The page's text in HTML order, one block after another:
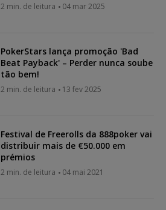
2 min. de leitura 04 mar 2025
PokerStars lança promoção 'Bad
Beat Payback' – Perder nunca soube
tão bem!
2 min. de leitura 13 fev 2025
Festival de Freerolls da 888poker vai
distribuir mais de €50.000 em
prémios
2 min. de leitura 04 mai 2021